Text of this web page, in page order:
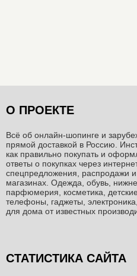
О ПРОЕКТЕ
Всё об онлайн-шопинге и
прямой доставкой в Россию.
как правильно покупать и
ответы о покупках через
спецпредложения, распродажи и
магазинах. Одежда, обувь,
парфюмерия, косметика,
телефоны, гаджеты,
для дома от известных
СТАТИСТИКА САЙТА